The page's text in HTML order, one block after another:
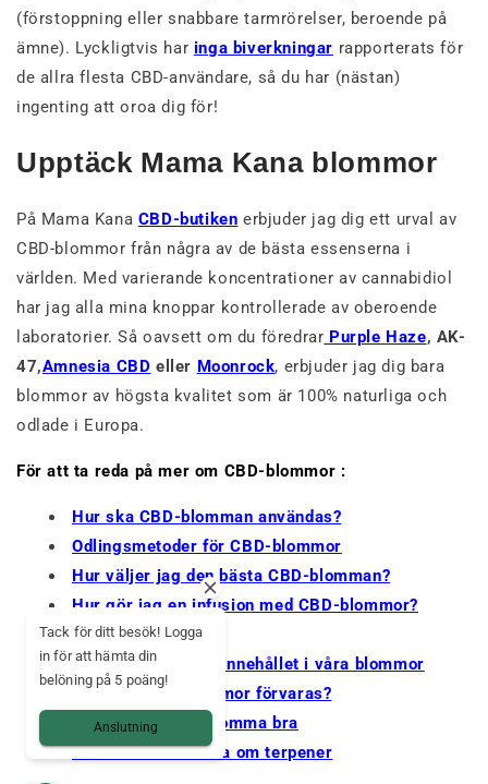
(förstoppning eller snabbare tarmrörelser, beroende på
ämne). Lyckligtvis har inga biverkningar rapporterats för
de allra flesta CBD-användare, så du har (nästan)
ingenting att oroa dig för!
Upptäck Mama Kana blommor
På Mama Kana CBD-butiken erbjuder jag dig ett urval av
CBD-blommor från några av de bästa essenserna i
världen. Med varierande koncentrationer av cannabidiol
har jag alla mina knoppar kontrollerade av oberoende
laboratorier. Så oavsett om du föredrar Purple Haze, AK-
47,Amnesia CBD eller Moonrock, erbjuder jag dig bara
blommor av högsta kvalitet som är 100% naturliga och
odlade i Europa.
För att ta reda på mer om CBD-blommor :
Hur ska CBD-blomman användas?
Odlingsmetoder för CBD-blommor
Hur väljer jag den bästa CBD-blomman?
Hur gör jag en infusion med CBD-blommor?
Sativa vs. Indica
Det naturliga CBD-innehållet i våra blommor
Hur ska CBD-blommor förvaras?
Vad gör en CBD-blomma bra
Allt du behöver veta om terpener
Tack för ditt besök! Logga
in för att hämta din
belöning på 5 poäng!
Anslutning